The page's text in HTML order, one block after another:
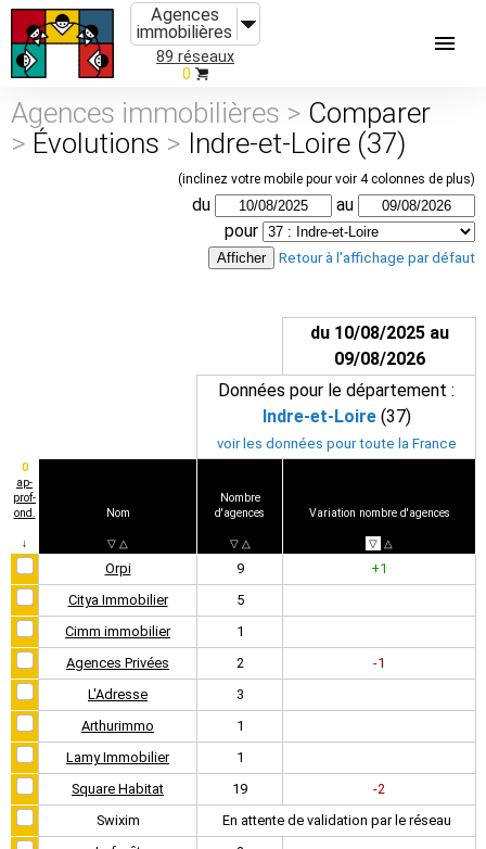
Agences
immobilières
89 réseaux
0
Agences immobilières > Comparer
> Évolutions > Indre-et-Loire (37)
(inclinez votre mobile pour voir 4 colonnes de plus)
du
au
pour
Retour à l'affichage par défaut
du 10/08/2025 au
09/08/2026
Données pour le département :
Indre-et-Loire(37)
voir les données pour toute la France
0
ap-
prof-
ond.
↓
Nom
▽ △
Nombre
d'agences
▽ △
Variation nombre d'agences
▽ △
Orpi 9
+1
Citya Immobilier
5
Cimm immobilier
1
Agences Privées
2
-1
L'Adresse
3
Arthurimmo
1
Lamy Immobilier
1
Square Habitat
19
-2
Swixim
En attente de validation par le réseau